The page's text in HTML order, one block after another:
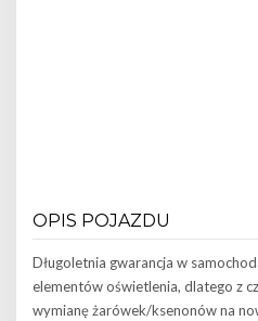
OPIS POJAZDU
Długoletnia gwarancja w
elementów oświetlenia, dlatego z
wymianę żarówek/ksenonów na